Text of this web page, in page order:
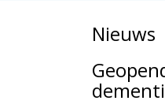
Nieuws